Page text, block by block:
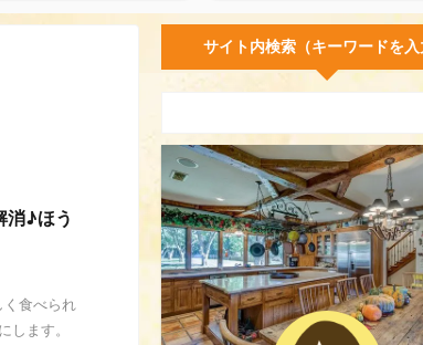
消♪ほう
く食べられ
します。
サイト内検索（キーワードを入